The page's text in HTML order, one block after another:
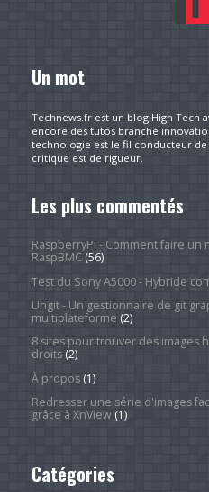
Un mot
Technews.fr est un blog High Tech
encore des tutos branché
technologie est le fil conducteur de
critique est de rigueur.
Les plus commentés
RaspberryPi - Comment faire un
RaspBMC(56)
Test du Sony A5000 - Hybride
Ungit - Un gestionnaire de git
multiplateforme (2)
8 sites pour trouver des images
droits(2)
À propos(1)
Redresser une série d'images
grâce à XnView(1)
Catégories